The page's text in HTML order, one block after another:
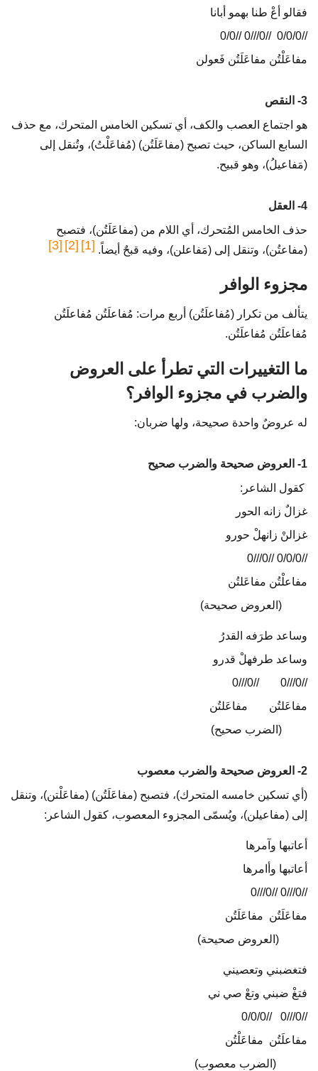
فقالو أعْ طنا بهمو أبانا
//0/0/0 //0///0 //0/0
مفاعَلْتُن مفاعَلَتُن فَعولن
3- النقص
هو اجتماع العصب والكف، أي تسكين الخامس المتحرك، مع حذف
السابع الساكن، حيث تصبح (مفاعَلَتُن) (مُفاعَلْتُ)، وتُنقل إلى
(مَفاعيلُ)، وهو قبيح.
4- العقل
حذف الخامس المُتحرك، أي اللام من (مفاعَلَتُن)، فتصبح
(مفاعتُن)، وتنقل إلى (مَفاعلن)، وفيه قبحٌ أيضاً. [1]
[2]
[3]
مجزوء الوافر
يتألف من تكرار (مُفاعلَتُن) أربع مرات: مُفاعلَتُن مُفاعلَتُن
مُفاعلَتُن مُفاعلَتُن.
ما التغييرات التي تطرأ على العروض
والضرب في مجزوء الوافر؟
له عروضٌ واحدة صحيحة، ولها ضربان:
1- العروض صحيحة والضرب صحيح
كقول الشاعر:
غزالٌ زانه الحور
غزالنْ زانهلْ حورو
//0/0/0 //0///0
مفاعلْتُن مفاعَلتُن
(العروض صحيحة)
وساعد طرَفه القدرُ
وساعد طرفهلْ قدرو
//0///0
//0///0
مفاعَلتُن
مفاعَلتُن
(الضرب صحيح)
2- العروض صحيحة والضرب معصوب
(أي تسكين خامسه المتحرك)، فتصبح (مفاعَلَتُن) (مفاعَلْتن)، وتنقل
إلى (مفاعيلن)، ويُسمّى المجزوء المعصوب، كقول الشاعر:
أعاتبها وآمرها
أعاتبها وأامرها
//0///0 //0///0
مفاعَلَتُن مفاعَلَتُن
(العروض صحيحة)
فتغضبني وتعصيني
فتغْ ضبني وتعْ صي ني
//0///0 //0/0/0
مفاعلَتُن مفاعَلْتُن
(الضرب معصوب)